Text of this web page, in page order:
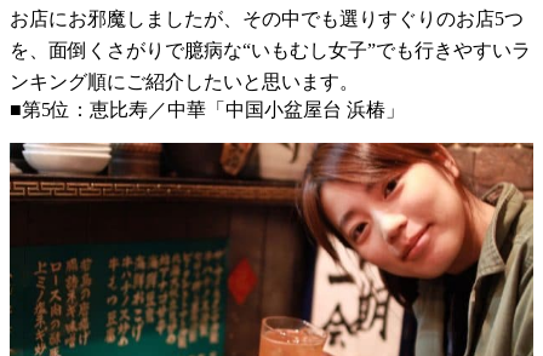
お店にお邪魔しましたが、その中でも選りすぐりのお店5つ
を、面倒くさがりで臆病な“いもむし女子”でも行きやすいラ
ンキング順にご紹介したいと思います。
■第5位：恵比寿／中華「中国小盆屋台 浜椿」